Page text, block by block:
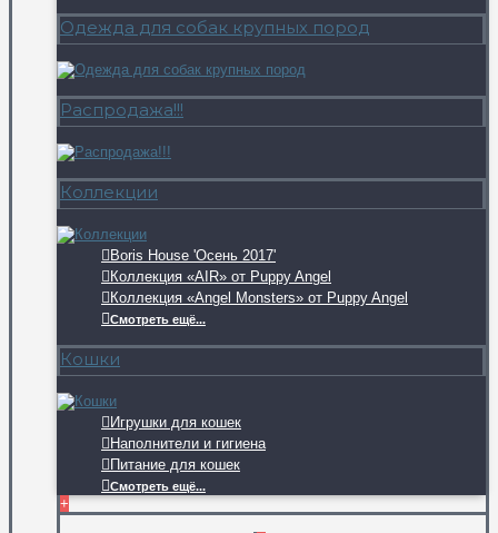
Одежда для собак крупных пород
Распродажа!!!
Коллекции
Boris House 'Осень 2017'
Коллекция «AIR» от Puppy Angel
Коллекция «Angel Monsters» от Puppy Angel
Смотреть ещё...
Кошки
Игрушки для кошек
Наполнители и гигиена
Питание для кошек
Смотреть ещё...
+